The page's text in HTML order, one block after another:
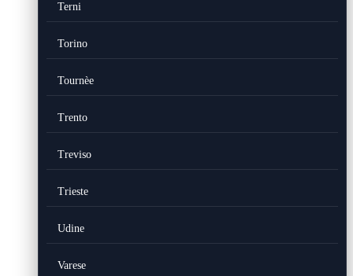
Terni
Torino
Tournèe
Trento
Treviso
Trieste
Udine
Varese